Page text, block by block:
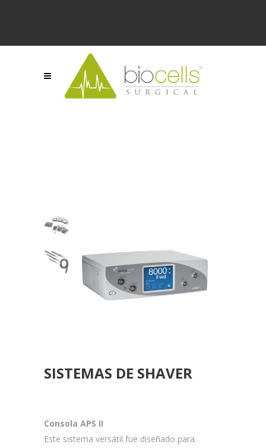
SISTEMAS DE SHAVER
Consola APS II
Este sistema versátil fue diseñado para